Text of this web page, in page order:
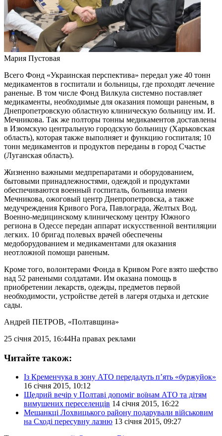
Мария Пустовая
Всего Фонд «Украинская перспектива» передал уже 40 тонн
медикаментов в госпитали и больницы, где проходят лечение
раненые. В том числе Фонд Вилкула системно поставляет
медикаменты, необходимые для оказания помощи раненым, в
Днепропетровскую областную клиническую больницу им. И.
Мечникова. Так же полторы тонны медикаментов доставлены
в Изюмскую центральную городскую больницу (Харьковская
область), которая также выполняет и функцию госпиталя; 10
тонн медикаментов и продуктов переданы в город Счастье
(Луганская область).
Жизненно важными медпрепаратами и оборудованием,
бытовыми принадлежностями, одеждой и продуктами
обеспечиваются военный госпиталь, больница имени
Мечникова, ожоговый центр Днепропетровска, а также
медучреждения Кривого Рога, Павлограда, Желтых Вод.
Военно-медицинскому клиническому центру Южного
региона в Одессе передан аппарат искусственной вентиляции
легких. 10 бригад полевых врачей обеспечены
медоборудованием и медикаментами для оказания
неотложной помощи раненым.
Кроме того, волонтерами Фонда в Кривом Роге взято шефство
над 52 ранеными солдатами. Им оказана помощь в
приобретении лекарств, одежды, предметов первой
необходимости, устройстве детей в лагеря отдыха и детские
сады.
Андрей ПЕТРОВ, «Полтавщина»
25 січня 2015, 16:44На правах реклами
Читайте також:
Із Кременчука в зону АТО передадуть п’ять «буржуйок»
16 січня 2015, 10:12
Щедрий вечір у Полтаві допоміг воїнам АТО та дітям
вимушених переселенців 14 січня 2015, 16:22
Мешанкці Лохвицького району подарували військовим
на Сході пересувну лазню 13 січня 2015, 09:27